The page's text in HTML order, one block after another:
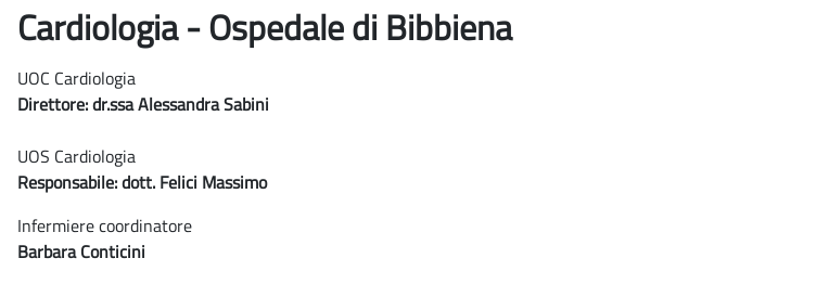
Cardiologia - Ospedale di Bibbiena
UOC Cardiologia
Direttore: dr.ssa Alessandra Sabini
UOS Cardiologia
Responsabile: dott. Felici Massimo
Infermiere coordinatore
Barbara Conticini